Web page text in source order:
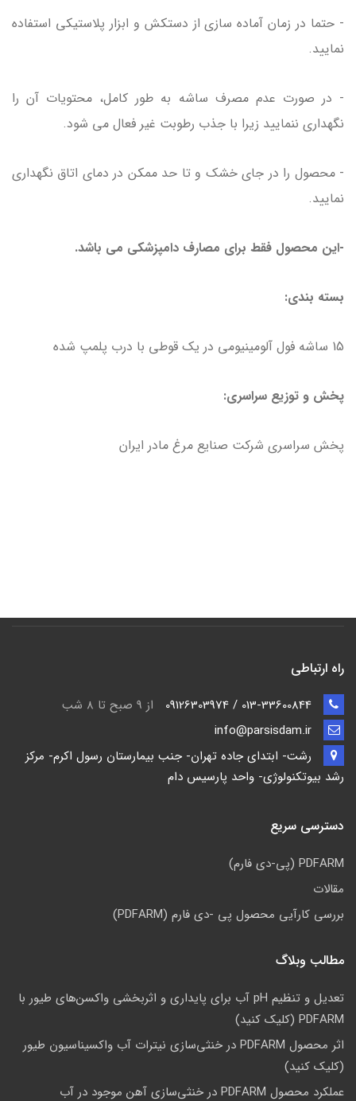
- حتما در زمان آماده سازی از دستکش و ابزار پلاستیکی استفاده
نمایید.
- در صورت عدم مصرف ساشه به طور کامل، محتویات آن را
نگهداری ننمایید زیرا با جذب رطوبت غیر فعال می شود.
- محصول را در جای خشک و تا حد ممکن در دمای اتاق نگهداری
نمایید.
-این محصول فقط برای مصارف دامپزشکی می باشد.
بسته بندی:
15 ساشه فول آلومینیومی در یک قوطی با درب پلمپ شده
پخش و توزیع سراسری:
پخش سراسری شرکت صنایع مرغ مادر ایران
راه ارتباطی
از 9 صبح تا ۸ شب
رشت- ابتدای جاده تهران- جنب بیمارستان رسول اکرم- مرکز
رشد بیوتکنولوژی- واحد پارسیس دام
دسترسی سریع
PDFARM (پی-دی فارم)
مقالات
بررسی کارآیی محصول پی -دی فارم (PDFARM)
مطالب وبلاگ
تعدیل و تنظیم pH آب برای پایداری و اثربخشی واکسن‌های طیور با
PDFARM (کلیک کنید)
اثر محصول PDFARM در خنثی‌سازی نیترات آب واکسیناسیون طیور
(کلیک کنید)
عملکرد محصول PDFARM در خنثی‌سازی آهن موجود در آب